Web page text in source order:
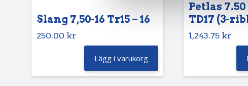
Slang 7,50-16 Tr15 – 16
250.00 kr
Lägg i varukorg
Petlas 7.50
TD17 (3-
1,243.75 kr